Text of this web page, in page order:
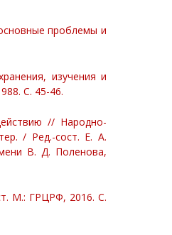
проблемы и
изучения и
С. 45-46.
// Народно-
/ Ред.-сост. Е. А.
В. Д. Поленова,
М.: ГРЦРФ, 2016. С.